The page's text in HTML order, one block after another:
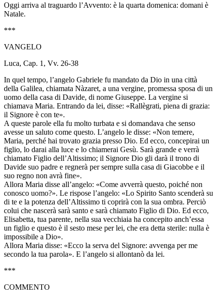
Oggi arriva al traguardo l’Avvento: è la quarta domenica: domani è
Natale.
***
VANGELO
Luca, Cap. 1, Vv. 26-38
In quel tempo, l’angelo Gabriele fu mandato da Dio in una città
della Galilea, chiamata Nàzaret, a una vergine, promessa sposa di un
uomo della casa di Davide, di nome Giuseppe. La vergine si
chiamava Maria. Entrando da lei, disse: «Rallègrati, piena di grazia:
il Signore è con te».
A queste parole ella fu molto turbata e si domandava che senso
avesse un saluto come questo. L’angelo le disse: «Non temere,
Maria, perché hai trovato grazia presso Dio. Ed ecco, concepirai un
figlio, lo darai alla luce e lo chiamerai Gesù. Sarà grande e verrà
chiamato Figlio dell’Altissimo; il Signore Dio gli darà il trono di
Davide suo padre e regnerà per sempre sulla casa di Giacobbe e il
suo regno non avrà fine».
Allora Maria disse all’angelo: «Come avverrà questo, poiché non
conosco uomo?». Le rispose l’angelo: «Lo Spirito Santo scenderà su
di te e la potenza dell’Altissimo ti coprirà con la sua ombra. Perciò
colui che nascerà sarà santo e sarà chiamato Figlio di Dio. Ed ecco,
Elisabetta, tua parente, nella sua vecchiaia ha concepito anch’essa
un figlio e questo è il sesto mese per lei, che era detta sterile: nulla è
impossibile a Dio».
Allora Maria disse: «Ecco la serva del Signore: avvenga per me
secondo la tua parola». E l’angelo si allontanò da lei.
***
COMMENTO